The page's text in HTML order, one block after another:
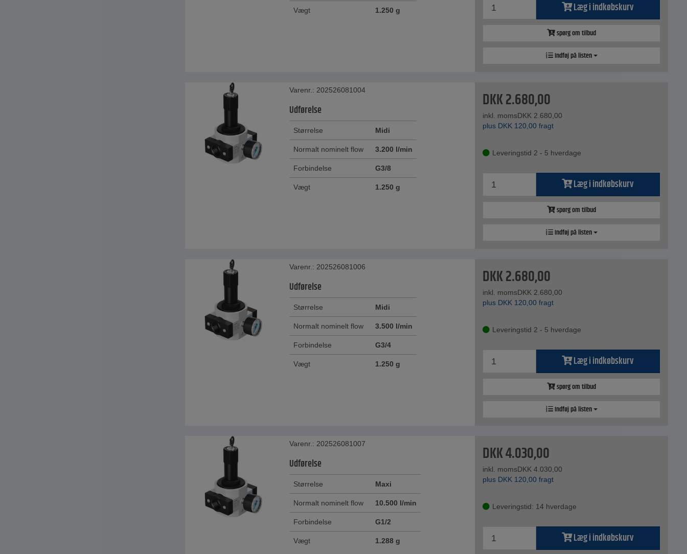
Vægt 1.250 g Læg i indkøbskurv
spørg om tilbud
Indføj på listen
Varenr.: 202526081004
Udførelse
Størrelse Midi
Normalt nominelt flow 3.200 l/min
Forbindelse G3/8
Vægt 1.250 g
DKK2.680,00
inkl. momsDKK 2.680,00
plus DKK 120,00 fragt
Leveringstid 2 - 5 hverdage
Læg i indkøbskurv
spørg om tilbud
Indføj på listen
Varenr.: 202526081006
Udførelse
Størrelse Midi
Normalt nominelt flow 3.500 l/min
Forbindelse G3/4
Vægt 1.250 g
DKK2.680,00
inkl. momsDKK 2.680,00
plus DKK 120,00 fragt
Leveringstid 2 - 5 hverdage
Læg i indkøbskurv
spørg om tilbud
Indføj på listen
Varenr.: 202526081007
Udførelse
Størrelse Maxi
Normalt nominelt flow 10.500 l/min
Forbindelse G1/2
Vægt 1.288 g
DKK4.030,00
inkl. momsDKK 4.030,00
plus DKK 120,00 fragt
Leveringstid: 14 hverdage
Læg i indkøbskurv